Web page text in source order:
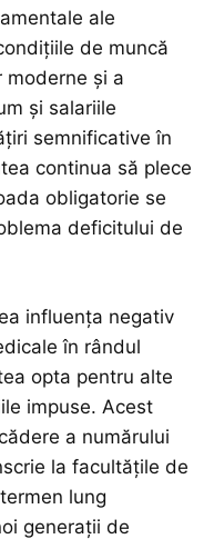
ale
de muncă
moderne și a
și salariile
semnificative în
continua să plece
obligatorie se
deficitului de
influența negativ
în rândul
opta pentru alte
impuse. Acest
a numărului
la facultățile de
lung
generații de